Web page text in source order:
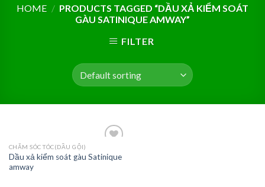
HOME / PRODUCTS TAGGED “DẦU XẢ KIỂM SOÁT
GÀU SATINIQUE AMWAY”
FILTER
wishlist
CHĂM SÓC TÓC(DẦU GỘI)
Dầu xả kiểm soát gàu Satinique
amway